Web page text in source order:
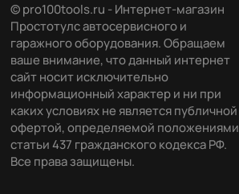
© pro100tools.ru - Интернет-магазин
Простотулс автосервисного и
гаражного оборудования. Обращаем
ваше внимание, что данный интернет
сайт носит исключительно
информационный характер и ни при
каких условиях не является публичной
офертой, определяемой положениями
статьи 437 гражданского кодекса РФ.
Все права защищены.